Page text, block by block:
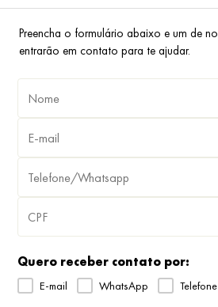
Preencha o formulário abaixo e um de
entrarão em contato para te ajudar.
Quero receber contato por:
E-mail WhatsApp Telefone